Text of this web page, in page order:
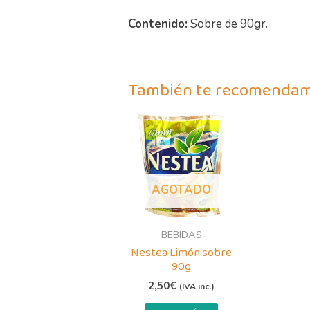
Contenido: Sobre de 90gr.
También te
AGOTADO
BEBIDAS
Nestea Limón sobre
90g
2,50€ (IVA inc.)